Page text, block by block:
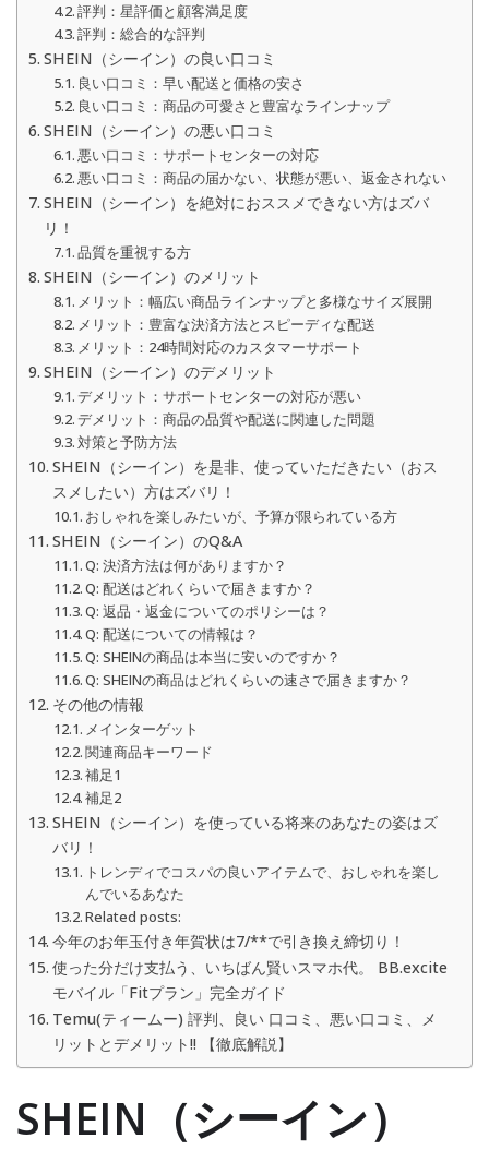
評判：星評価と顧客満足度
評判：総合的な評判
SHEIN（シーイン）の良い口コミ
良い口コミ：早い配送と価格の安さ
良い口コミ：商品の可愛さと豊富なラインナップ
SHEIN（シーイン）の悪い口コミ
悪い口コミ：サポートセンターの対応
悪い口コミ：商品の届かない、状態が悪い、返金されない
SHEIN（シーイン）を絶対におススメできない方はズバ
リ！
品質を重視する方
SHEIN（シーイン）のメリット
メリット：幅広い商品ラインナップと多様なサイズ展開
メリット：豊富な決済方法とスピーディな配送
メリット：24時間対応のカスタマーサポート
SHEIN（シーイン）のデメリット
デメリット：サポートセンターの対応が悪い
デメリット：商品の品質や配送に関連した問題
対策と予防方法
SHEIN（シーイン）を是非、使っていただきたい（おス
スメしたい）方はズバリ！
おしゃれを楽しみたいが、予算が限られている方
SHEIN（シーイン）のQ&A
Q: 決済方法は何がありますか？
Q: 配送はどれくらいで届きますか？
Q: 返品・返金についてのポリシーは？
Q: 配送についての情報は？
Q: SHEINの商品は本当に安いのですか？
Q: SHEINの商品はどれくらいの速さで届きますか？
その他の情報
メインターゲット
関連商品キーワード
補足1
補足2
SHEIN（シーイン）を使っている将来のあなたの姿はズ
バリ！
トレンディでコスパの良いアイテムで、おしゃれを楽し
んでいるあなた
Related posts:
今年のお年玉付き年賀状は7/**で引き換え締切り！
使った分だけ支払う、いちばん賢いスマホ代。 BB.excite
モバイル「Fitプラン」完全ガイド
Temu(ティームー) 評判、良い 口コミ、悪い口コミ、メ
リットとデメリット!! 【徹底解説】
SHEIN（シーイン）